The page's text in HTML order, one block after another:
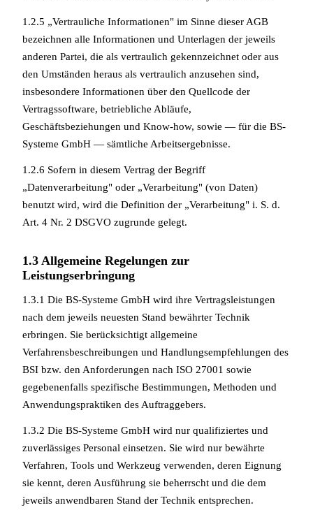
1.2.5 „Vertrauliche Informationen" im Sinne dieser AGB
bezeichnen alle Informationen und Unterlagen der jeweils
anderen Partei, die als vertraulich gekennzeichnet oder aus
den Umständen heraus als vertraulich anzusehen sind,
insbesondere Informationen über den Quellcode der
Vertragssoftware, betriebliche Abläufe,
Geschäftsbeziehungen und Know-how, sowie — für die BS-
Systeme GmbH — sämtliche Arbeitsergebnisse.
1.2.6 Sofern in diesem Vertrag der Begriff
„Datenverarbeitung" oder „Verarbeitung" (von Daten)
benutzt wird, wird die Definition der „Verarbeitung" i. S. d.
Art. 4 Nr. 2 DSGVO zugrunde gelegt.
1.3 Allgemeine Regelungen zur
Leistungserbringung
1.3.1 Die BS-Systeme GmbH wird ihre Vertragsleistungen
nach dem jeweils neuesten Stand bewährter Technik
erbringen. Sie berücksichtigt allgemeine
Verfahrensbeschreibungen und Handlungsempfehlungen des
BSI bzw. den Anforderungen nach ISO 27001 sowie
gegebenenfalls spezifische Bestimmungen, Methoden und
Anwendungspraktiken des Auftraggebers.
1.3.2 Die BS-Systeme GmbH wird nur qualifiziertes und
zuverlässiges Personal einsetzen. Sie wird nur bewährte
Verfahren, Tools und Werkzeug verwenden, deren Eignung
sie kennt, deren Ausführung sie beherrscht und die dem
jeweils anwendbaren Stand der Technik entsprechen.